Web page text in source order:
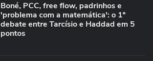
Boné, PCC, free flow, padrinhos e
'problema com a matemática': o 1º
debate entre Tarcísio e Haddad em 5
pontos